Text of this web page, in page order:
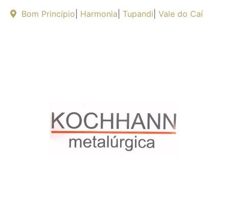
Bom Princípio Harmonia Tupandi Vale do Caí